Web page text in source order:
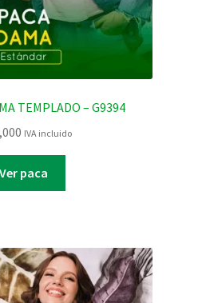
TEMPLADO – G9394
IVA incluido
Ver paca